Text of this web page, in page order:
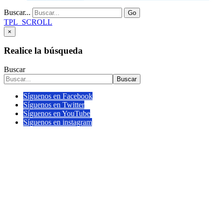
Buscar... Go
TPL_SCROLL
×
Realice la búsqueda
Buscar
Buscar
Síguenos en Facebook
Síguenos en Twitter
Síguenos en YouTube
Síguenos en instagram